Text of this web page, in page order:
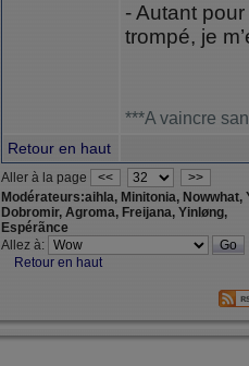
- Autant
trompé, je
***A vaincre
Retour en haut
Aller à la page <<
>>
Modérateurs:aihla, Minitonia, Nowwhat,
Dobromir, Agroma, Freijana, Yinløng,
Espérãnce
Allez à:
Retour en haut